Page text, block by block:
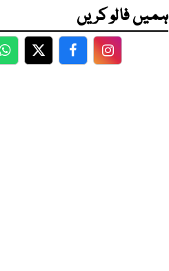
ہمیں فالو کریں
WhatsApp
TwitterFacebookFacebook